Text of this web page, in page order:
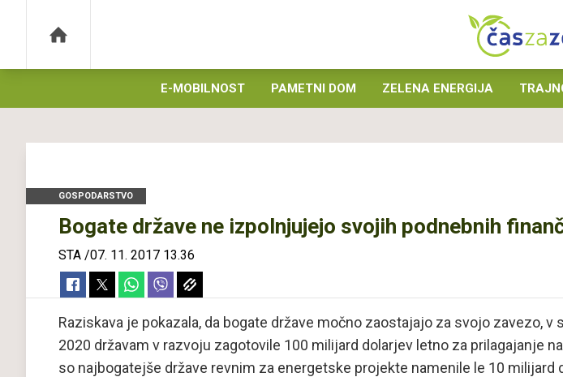
E-MOBILNOST PAMETNI DOM ZELENA ENERGIJA
GOSPODARSTVO
Bogate države ne izpolnjujejo svojih podnebnih
STA /07. 11. 2017 13.36
Raziskava je pokazala, da bogate države močno zaostajajo za svojo zavezo, v
2020 državam v razvoju zagotovile 100 milijard dolarjev letno za prilagajanje
so najbogatejše države revnim za energetske projekte namenile le 10 milijard